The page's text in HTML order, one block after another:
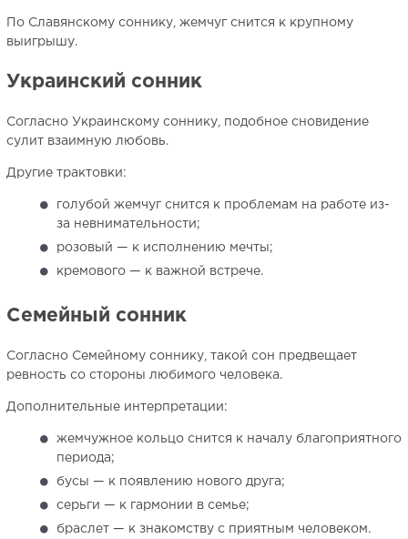
По Славянскому соннику, жемчуг снится к крупному
выигрышу.
Украинский сонник
Согласно Украинскому соннику, подобное сновидение
сулит взаимную любовь.
Другие трактовки:
голубой жемчуг снится к проблемам на работе из-
за невнимательности;
розовый — к исполнению мечты;
кремового — к важной встрече.
Семейный сонник
Согласно Семейному соннику, такой сон предвещает
ревность со стороны любимого человека.
Дополнительные интерпретации:
жемчужное кольцо снится к началу благоприятного
периода;
бусы — к появлению нового друга;
серьги — к гармонии в семье;
браслет — к знакомству с приятным человеком.